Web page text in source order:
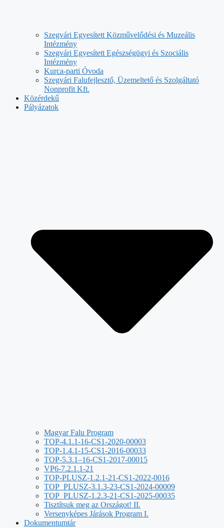
Szegvári Egyesített Közművelődési és Muzeális
Intézmény
Szegvári Egyesített Egészségügyi és Szociális
Intézmény
Kurca-parti Óvoda
Szegvári Falufejlesztő, Üzemeltető és Szolgáltató
Nonprofit Kft.
Közérdekű
Pályázatok
Magyar Falu Program
TOP-4.1.1-16-CS1-2020-00003
TOP-1.4.1-15-CS1-2016-00033
TOP-5.3.1–16-CS1-2017-00015
VP6-7.2.1.1-21
TOP-PLUSZ-1.2.1-21-CS1-2022-0016
TOP_PLUSZ-3.1.3-23-CS1-2024-00009
TOP_PLUSZ-1.2.3-21-CS1-2025-00035
Tisztítsuk meg az Országot! II.
Versenyképes Járások Program I.
Dokumentumtár